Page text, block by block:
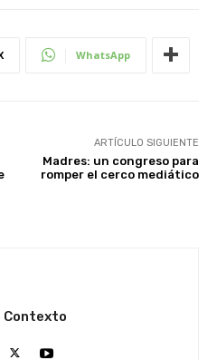
WhatsApp
ARTÍCULO SIGUIENTE
Madres: un congreso para
romper el cerco mediático
Contexto